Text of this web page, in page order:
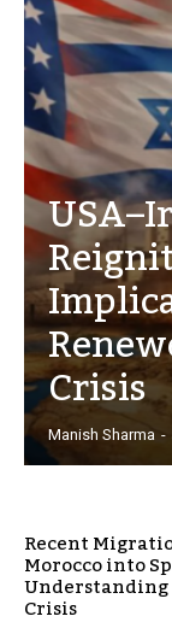
Crisis
Manish Sharma -
Recent
Morocco into
Crisis